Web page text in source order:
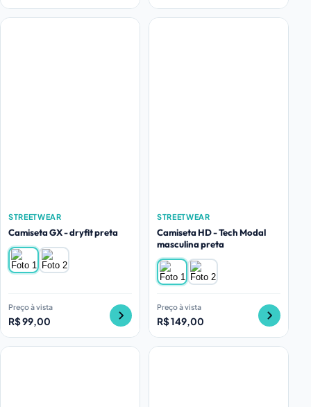
STREETWEAR
Camiseta GX - dryfit preta
Preço à vista
R$ 99,00
STREETWEAR
Camiseta HD - Tech Modal
masculina preta
Preço à vista
R$ 149,00